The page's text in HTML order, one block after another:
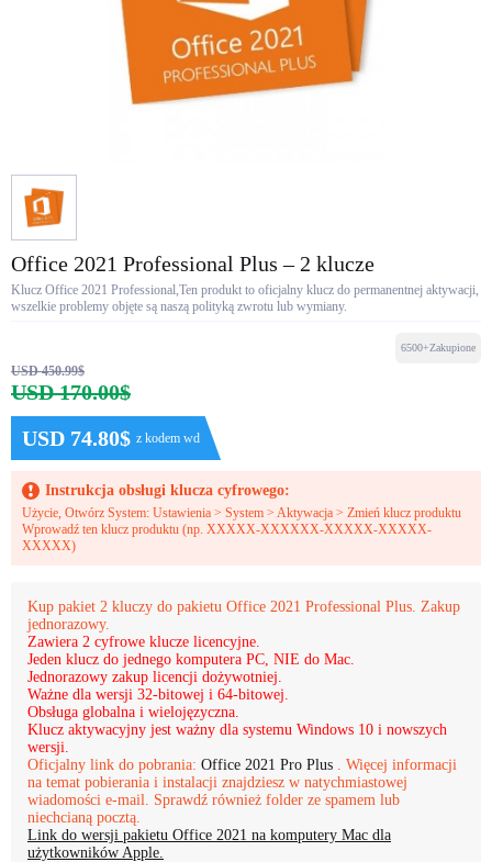
Office 2021 Professional Plus – 2 klucze
Klucz Office 2021 Professional,Ten produkt to oficjalny klucz do permanentnej aktywacji,
wszelkie problemy objęte są naszą polityką zwrotu lub wymiany.
USD 450.99$
USD 170.00$
USD 74.80$ z kodem wd
6500+Zakupione
Instrukcja obsługi klucza cyfrowego:
Użycie, Otwórz System: Ustawienia > System > Aktywacja > Zmień klucz produktu
Wprowadź ten klucz produktu (np. XXXXX-XXXXXX-XXXXX-XXXXX-
XXXXX)
Kup pakiet 2 kluczy do pakietu Office 2021 Professional Plus. Zakup
jednorazowy.
Zawiera 2 cyfrowe klucze licencyjne.
Jeden klucz do jednego komputera PC, NIE do Mac.
Jednorazowy zakup licencji dożywotniej.
Ważne dla wersji 32-bitowej i 64-bitowej.
Obsługa globalna i wielojęzyczna.
Klucz aktywacyjny jest ważny dla systemu Windows 10 i nowszych
wersji.
Oficjalny link do pobrania: Office 2021 Pro Plus . Więcej informacji
na temat pobierania i instalacji znajdziesz w natychmiastowej
wiadomości e-mail. Sprawdź również folder ze spamem lub
niechcianą pocztą.
Link do wersji pakietu Office 2021 na komputery Mac dla
użytkowników Apple.